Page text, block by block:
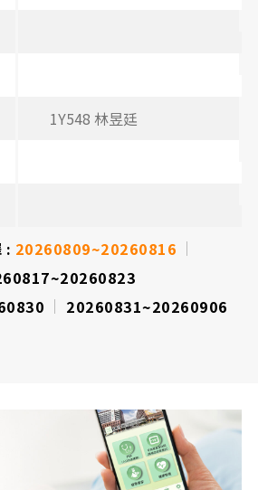
1Y548 林昱廷
: 20260809~20260816
20260831~20260906